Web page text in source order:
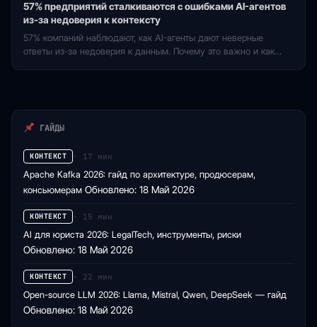
57% предприятий сталкиваются с ошибками AI-агентов
из-за недоверия к контексту
57% компаний наблюдают, как AI-агенты дают неверные
ответы из-за недоверия к данным. Почему это важно и как
ГАЙДЫ
КОНТЕКСТ · 17 мин
Apache Kafka 2026: гайд по архитектуре, продюсерам,
консьюмерам Обновлено: 18 Май 2026
КОНТЕКСТ · 15 мин
AI для юриста 2026: LegalTech, инструменты, риски
Обновлено: 18 Май 2026
КОНТЕКСТ · 22 мин
Open-source LLM 2026: Llama, Mistral, Qwen, DeepSeek — гайд
Обновлено: 18 Май 2026